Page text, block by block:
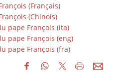
(Français)
(Chinois)
pape François (ita)
pape François (eng)
pape François (fra)